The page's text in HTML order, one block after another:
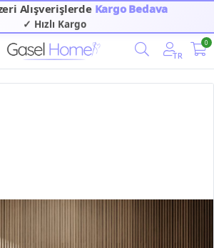
Alışverişlerde Kargo Bedava
✓ Hızlı Kargo
✓ Güvenilir Alışveriş
TR
0